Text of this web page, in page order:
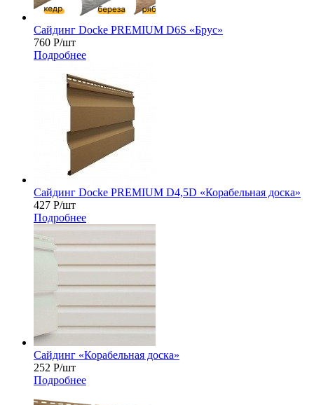
Сайдинг Docke PREMIUM D6S «Брус»
760 Р/шт
Подробнее
Сайдинг Docke PREMIUM D4,5D «Корабельная доска»
427 Р/шт
Подробнее
Сайдинг «Корабельная доска»
252 Р/шт
Подробнее